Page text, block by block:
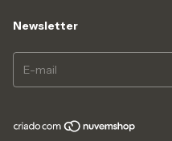
Newsletter